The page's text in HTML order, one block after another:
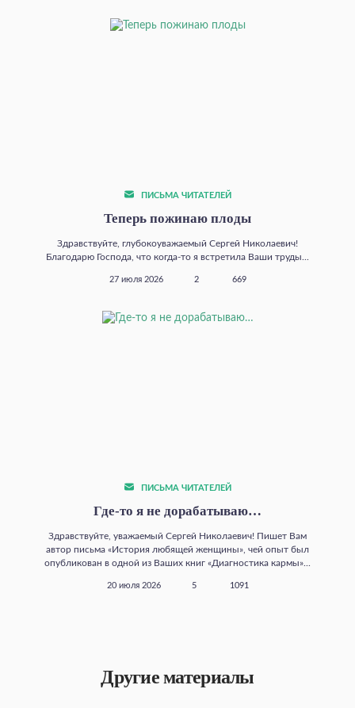
ПИСЬМА ЧИТАТЕЛЕЙ
Теперь пожинаю плоды
Здравствуйте, глубокоуважаемый Сергей Николаевич!
Благодарю Господа, что когда‑то я встретила Ваши труды...
27 июля 2026 2 669
ПИСЬМА ЧИТАТЕЛЕЙ
Где‑то я не дорабатываю…
Здравствуйте, уважаемый Сергей Николаевич! Пишет Вам
автор письма «История любящей женщины», чей опыт был
опубликован в одной из Ваших книг «Диагностика кармы»...
20 июля 2026 5 1091
Другие материалы